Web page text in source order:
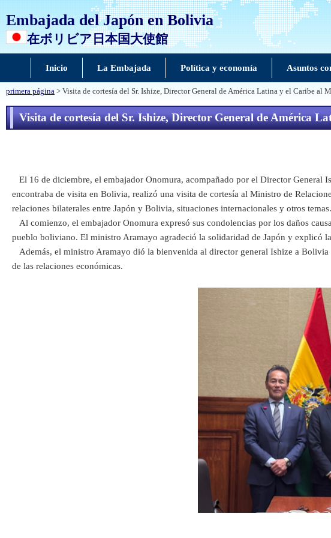
Embajada del Japón en Bolivia
在ボリビア日本国大使館
Inicio La Embajada Política y economía Asuntos
primera página > Visita de cortesía del Sr. Ishize, Director General de América Latina y el Caribe al
Visita de cortesía del Sr. Ishize, Director General de América
El 16 de diciembre, el embajador Onomura, acompañado por el Director General
encontraba de visita en Bolivia, realizó una visita de cortesía al Ministro de
relaciones bilaterales entre Japón y Bolivia, situaciones internacionales y otros temas.
Al comienzo, el embajador Onomura expresó sus condolencias por los daños
pueblo boliviano. El ministro Aramayo agradeció la solidaridad de Japón y explicó
Además, el ministro Aramayo dió la bienvenida al director general Ishize a
de las relaciones económicas.